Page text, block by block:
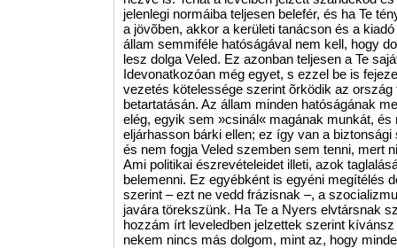
jelenlegi normáiba teljesen belefér, és ha Te
a jövõben, akkor a kerületi tanácson és a
állam semmiféle hatóságával nem kell, hogy
lesz dolga Veled. Ez azonban teljesen a Te
Idevonatkozóan még egyet, s ezzel be is
vezetés kötelessége szerint õrködik az
betartatásán. Az állam minden hatóságának
elég, egyik sem »csinál« magának munkát,
eljárhasson bárki ellen; ez így van a
és nem fogja Veled szemben sem tenni, mert
Ami politikai észrevételeidet illeti, azok
belemenni. Ez egyébként is egyéni megítélés
szerint – ezt ne vedd frázisnak –, a
javára törekszünk. Ha Te a Nyers elvtársnak
hozzám írt leveledben jelzettek szerint
nekem nincs más dolgom, mint az, hogy